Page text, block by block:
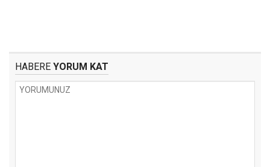
HABERE YORUM KAT